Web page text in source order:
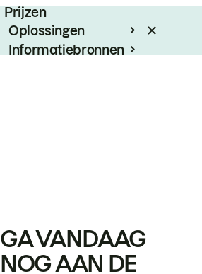
Prijzen
Oplossingen
Informatiebronnen
GA VANDAAG
NOG AAN DE